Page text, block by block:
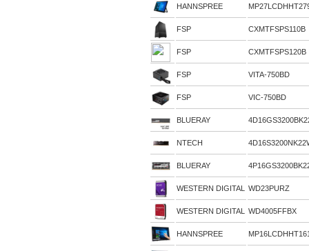
HANNSPREE
FSP CXMTFSPS110B
FSP CXMTFSPS120B
FSP VITA-750BD
FSP VIC-750BD
BLUERAY
NTECH
BLUERAY
WESTERN DIGITAL WD23PURZ
WESTERN DIGITAL WD4005FFBX
HANNSPREE